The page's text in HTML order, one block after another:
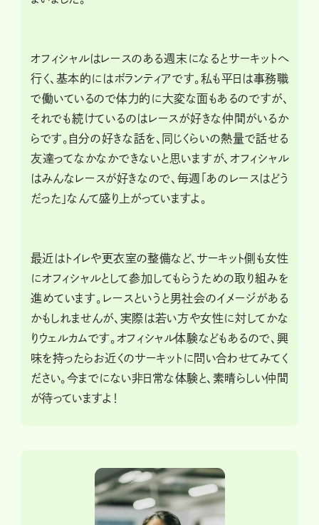
オフィシャルはレースのある週末になるとサーキットへ
行く、基本的にはボランティアです。私も平日は事務職
で働いているので体力的に大変な面もあるのですが、
それでも続けているのはレースが好きな仲間がいるか
らです。自分の好きな話を、同じくらいの熱量で話せる
友達ってなかなかできないと思いますが、オフィシャル
はみんなレースが好きなので、毎週「あのレースはどう
だった」なんて盛り上がっていますよ。
最近はトイレや更衣室の整備など、サーキット側も女性
にオフィシャルとして参加してもらうための取り組みを
進めています。レースというと男社会のイメージがある
かもしれませんが、実際は若い方や女性に対してかな
りウェルカムです。オフィシャル体験などもあるので、興
味を持ったらお近くのサーキットに問い合わせてみてく
ださい。今までにない非日常な体験と、素晴らしい仲間
が待っていますよ！